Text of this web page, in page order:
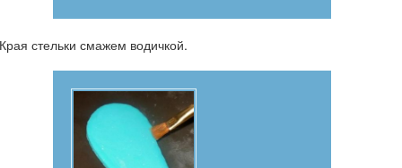
Края стельки смажем водичкой.